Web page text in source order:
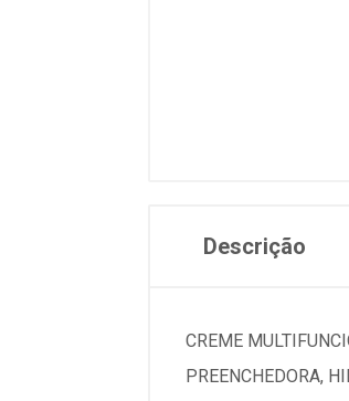
Descrição
CREME
PREENCHEDORA,